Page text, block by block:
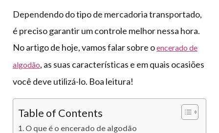
Dependendo do tipo de mercadoria transportado,
é preciso garantir um controle melhor nessa hora.
No artigo de hoje, vamos falar sobre oencerado de
algodão, as suas características e em quais ocasiões
você deve utilizá-lo. Boa leitura!
Table of Contents
O que é o encerado de algodão